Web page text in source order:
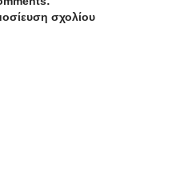
σχολίου